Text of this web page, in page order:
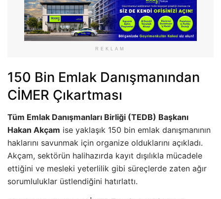
REKLAM
150 Bin Emlak Danışmanından
CİMER Çıkartması
Tüm Emlak Danışmanları Birliği (TEDB) Başkanı
Hakan Akçam ise yaklaşık 150 bin emlak danışmanının
haklarını savunmak için organize olduklarını açıkladı.
Akçam, sektörün halihazırda kayıt dışılıkla mücadele
ettiğini ve mesleki yeterlilik gibi süreçlerde zaten ağır
sorumluluklar üstlendiğini hatırlattı.